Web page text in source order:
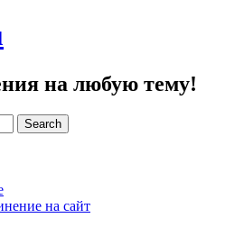
на любую тему!
на сайт